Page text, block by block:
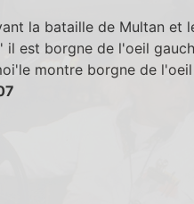
la bataille de Multan et
il est borgne de l'oeil
montre borgne de